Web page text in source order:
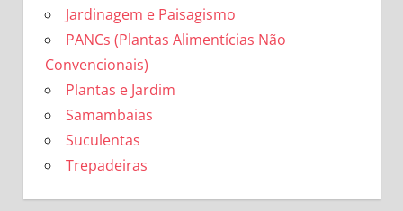
Jardinagem e Paisagismo
PANCs (Plantas Alimentícias Não
Convencionais)
Plantas e Jardim
Samambaias
Suculentas
Trepadeiras